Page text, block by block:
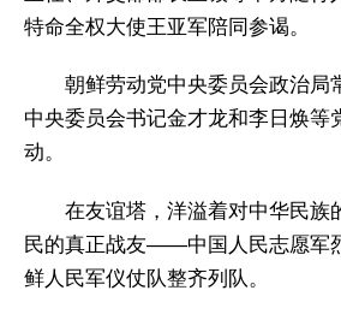
特命全权大使王亚军陪同参谒。
朝鲜劳动党中央委员会政治局
中央委员会书记金才龙和李日焕等
动。
在友谊塔，洋溢着对中华民族
民的真正战友——中国人民志愿军
鲜人民军仪仗队整齐列队。